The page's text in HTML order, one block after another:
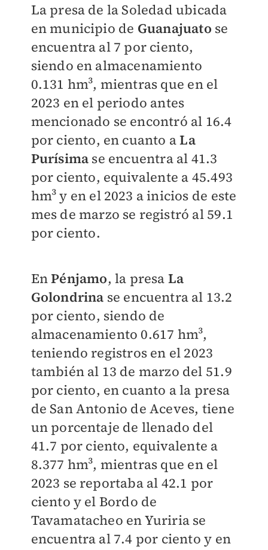
La presa de la Soledad ubicada
en municipio de Guanajuato se
encuentra al 7 por ciento,
siendo en almacenamiento
0.131 hm³, mientras que en el
2023 en el periodo antes
mencionado se encontró al 16.4
por ciento, en cuanto aLa
Purísima se encuentra al 41.3
por ciento, equivalente a 45.493
hm³ y en el 2023 a inicios de este
mes de marzo se registró al 59.1
por ciento.
EnPénjamo, la presa La
Golondrina se encuentra al 13.2
por ciento, siendo de
almacenamiento 0.617 hm³,
teniendo registros en el 2023
también al 13 de marzo del 51.9
por ciento, en cuanto a la presa
de San Antonio de Aceves, tiene
un porcentaje de llenado del
41.7 por ciento, equivalente a
8.377 hm³, mientras que en el
2023 se reportaba al 42.1 por
ciento y el Bordo de
Tavamatacheo en Yuriria se
encuentra al 7.4 por ciento y en